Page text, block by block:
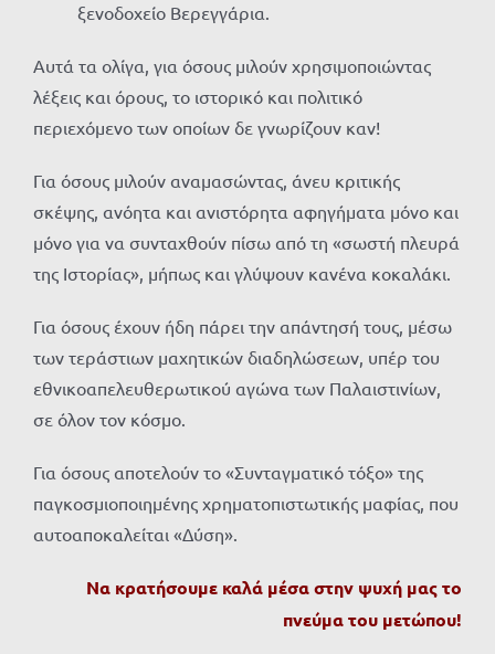
ξενοδοχείο Βερεγγάρια.
Αυτά τα ολίγα, για όσους μιλούν χρησιμοποιώντας
λέξεις και όρους, το ιστορικό και πολιτικό
περιεχόμενο των οποίων δε γνωρίζουν καν!
Για όσους μιλούν αναμασώντας, άνευ κριτικής
σκέψης, ανόητα και ανιστόρητα αφηγήματα μόνο και
μόνο για να συνταχθούν πίσω από τη «σωστή πλευρά
της Ιστορίας», μήπως και γλύψουν κανένα κοκαλάκι.
Για όσους έχουν ήδη πάρει την απάντησή τους, μέσω
των τεράστιων μαχητικών διαδηλώσεων, υπέρ του
εθνικοαπελευθερωτικού αγώνα των Παλαιστινίων,
σε όλον τον κόσμο.
Για όσους αποτελούν το «Συνταγματικό τόξο» της
παγκοσμιοποιημένης χρηματοπιστωτικής μαφίας, που
αυτοαποκαλείται «Δύση».
Να κρατήσουμε καλά μέσα στην ψυχή μας το
πνεύμα του μετώπου!